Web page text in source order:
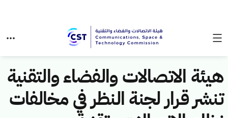
هيئة الاتصالات والفضاء والتقنية
تنشر قرار لجنة النظر في مخالفات